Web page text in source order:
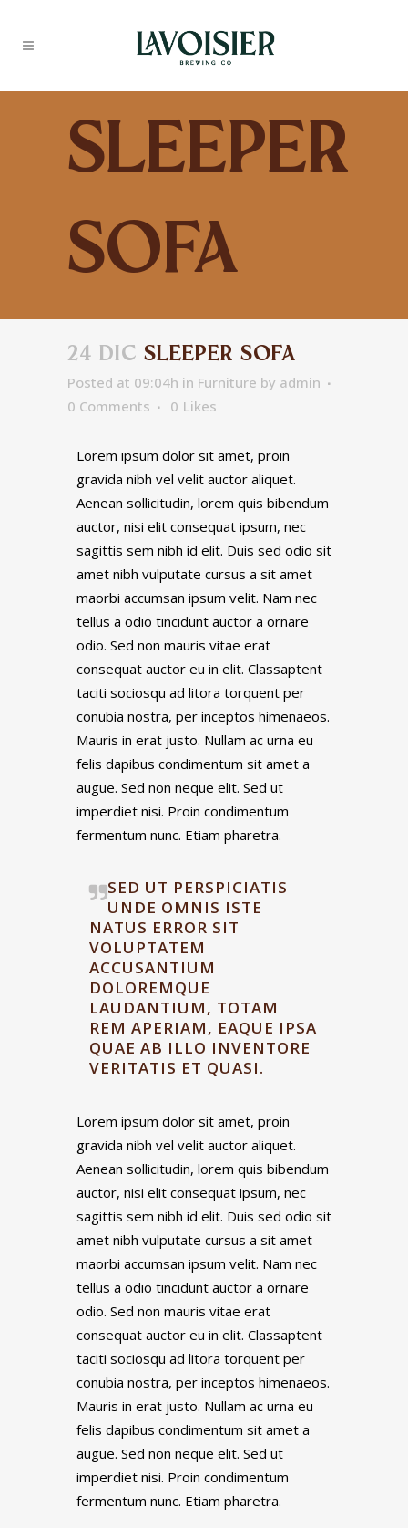
Sleeper
Sofa
24 DIC SLEEPER SOFA
Posted at 09:04h in Furniture by admin
0 Comments
0 Likes
Lorem ipsum dolor sit amet, proin
gravida nibh vel velit auctor aliquet.
Aenean sollicitudin, lorem quis bibendum
auctor, nisi elit consequat ipsum, nec
sagittis sem nibh id elit. Duis sed odio sit
amet nibh vulputate cursus a sit amet
maorbi accumsan ipsum velit. Nam nec
tellus a odio tincidunt auctor a ornare
odio. Sed non mauris vitae erat
consequat auctor eu in elit. Classaptent
taciti sociosqu ad litora torquent per
conubia nostra, per inceptos himenaeos.
Mauris in erat justo. Nullam ac urna eu
felis dapibus condimentum sit amet a
augue. Sed non neque elit. Sed ut
imperdiet nisi. Proin condimentum
fermentum nunc. Etiam pharetra.
SED UT PERSPICIATIS
UNDE OMNIS ISTE
NATUS ERROR SIT
VOLUPTATEM
ACCUSANTIUM
DOLOREMQUE
LAUDANTIUM, TOTAM
REM APERIAM, EAQUE IPSA
QUAE AB ILLO INVENTORE
VERITATIS ET QUASI.
Lorem ipsum dolor sit amet, proin
gravida nibh vel velit auctor aliquet.
Aenean sollicitudin, lorem quis bibendum
auctor, nisi elit consequat ipsum, nec
sagittis sem nibh id elit. Duis sed odio sit
amet nibh vulputate cursus a sit amet
maorbi accumsan ipsum velit. Nam nec
tellus a odio tincidunt auctor a ornare
odio. Sed non mauris vitae erat
consequat auctor eu in elit. Classaptent
taciti sociosqu ad litora torquent per
conubia nostra, per inceptos himenaeos.
Mauris in erat justo. Nullam ac urna eu
felis dapibus condimentum sit amet a
augue. Sed non neque elit. Sed ut
imperdiet nisi. Proin condimentum
fermentum nunc. Etiam pharetra.